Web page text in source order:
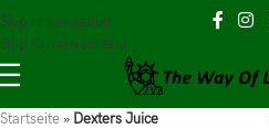
Skip to navigation
Skip to main content
Startseite » Dexters Juice